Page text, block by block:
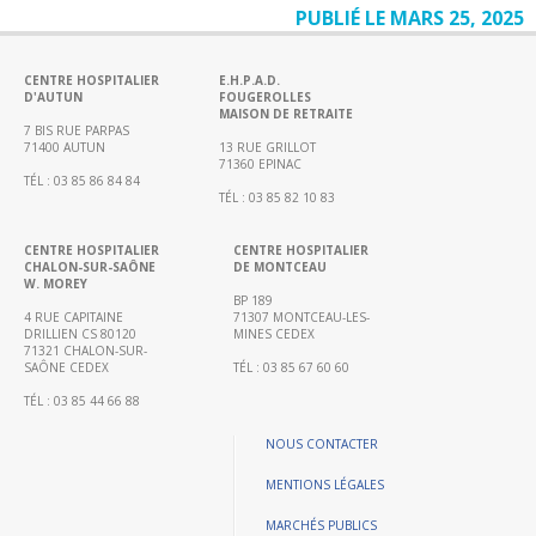
CH
Hors
les
murs
Education
thérapeutique
Hospitalière
de
d’organes
et
Tissus
PUBLIÉ LE MARS 25, 2025
CENTRE HOSPITALIER
D'AUTUN
7 BIS RUE PARPAS
71400 AUTUN
TÉL : 03 85 86 84 84
E.H.P.A.D.
FOUGEROLLES
MAISON DE RETRAITE
13 RUE GRILLOT
71360 EPINAC
TÉL : 03 85 82 10 83
CENTRE HOSPITALIER
CHALON-SUR-SAÔNE
W. MOREY
4 RUE CAPITAINE
DRILLIEN CS 80120
71321 CHALON-SUR-
SAÔNE CEDEX
TÉL : 03 85 44 66 88
CENTRE HOSPITALIER
DE MONTCEAU
BP 189
71307 MONTCEAU-LES-
MINES CEDEX
TÉL : 03 85 67 60 60
NOUS CONTACTER
MENTIONS LÉGALES
MARCHÉS PUBLICS